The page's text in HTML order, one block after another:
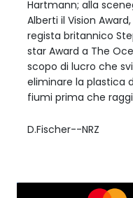
Hartmann; alla
Alberti il Vision
regista britannico
star Award a The
scopo di lucro che
eliminare la plastica
fiumi prima che
D.Fischer--NRZ